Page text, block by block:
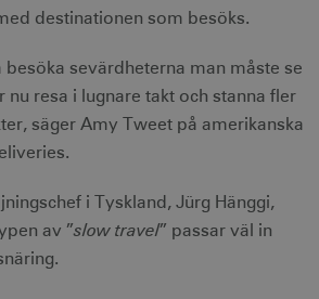
destinationen som besöks.
besöka sevärdheterna man måste se
nu resa i lugnare takt och stanna fler
säger Amy Tweet på amerikanska
i Tyskland, Jürg Hänggi,
av ”slow travel” passar väl in